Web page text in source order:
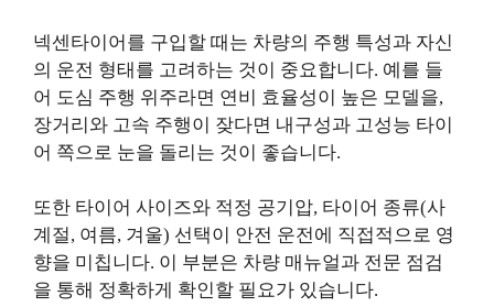
넥센타이어를 구입할 때는 차량의 주행 특성과 자신
의 운전 형태를 고려하는 것이 중요합니다. 예를 들
어 도심 주행 위주라면 연비 효율성이 높은 모델을,
장거리와 고속 주행이 잦다면 내구성과 고성능 타이
어 쪽으로 눈을 돌리는 것이 좋습니다.
또한 타이어 사이즈와 적정 공기압, 타이어 종류(사
계절, 여름, 겨울) 선택이 안전 운전에 직접적으로 영
향을 미칩니다. 이 부분은 차량 매뉴얼과 전문 점검
을 통해 정확하게 확인할 필요가 있습니다.